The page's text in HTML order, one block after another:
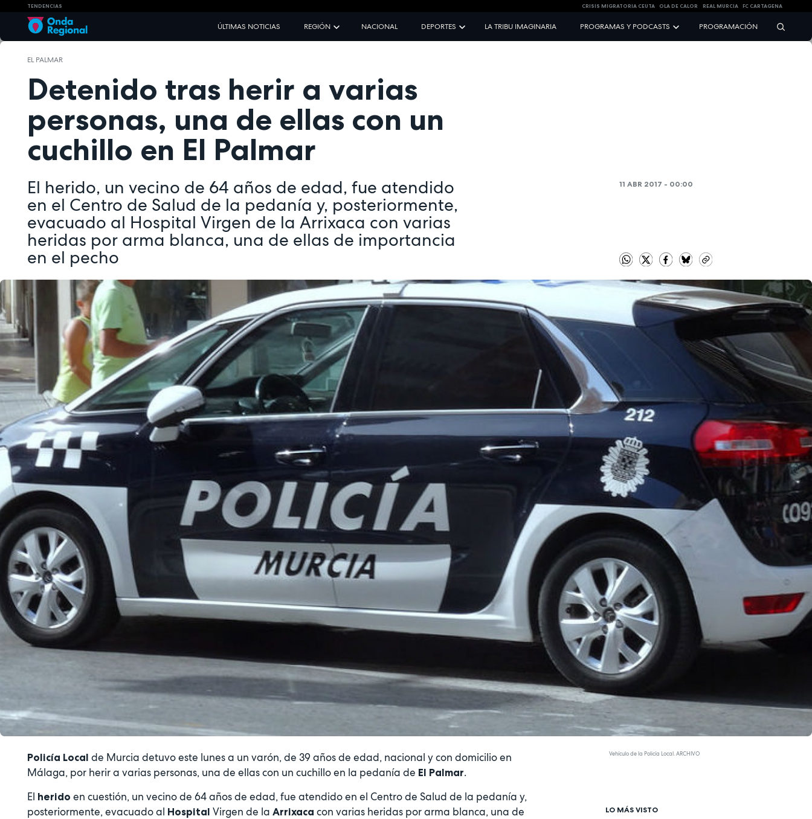
TENDENCIAS CRISIS MIGRATORIA CEUTA OLA DE CALOR REAL MURCIA FC CARTAGENA
ÚLTIMAS NOTICIAS REGIÓN NACIONAL DEPORTES LA TRIBU IMAGINARIA PROGRAMAS Y PODCASTS PROGRAMACIÓN
EL PALMAR
Detenido tras herir a varias
personas, una de ellas con un
cuchillo en El Palmar
El herido, un vecino de 64 años de edad, fue atendido
en el Centro de Salud de la pedanía y, posteriormente,
evacuado al Hospital Virgen de la Arrixaca con varias
heridas por arma blanca, una de ellas de importancia
en el pecho
11 ABR 2017 - 00:00
Vehículo de la Policía Local. ARCHIVO
Policía Local de Murcia detuvo este lunes a un varón, de 39 años de edad, nacional y con domicilio en
Málaga, por herir a varias personas, una de ellas con un cuchillo en la pedanía de El Palmar.
El herido en cuestión, un vecino de 64 años de edad, fue atendido en el Centro de Salud de la pedanía y,
posteriormente, evacuado al Hospital Virgen de la Arrixaca con varias heridas por arma blanca, una de
LO MÁS VISTO